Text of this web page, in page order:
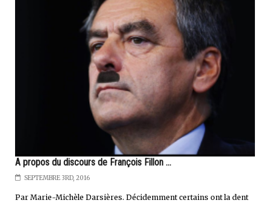
A propos du discours de François Fillon …
SEPTEMBRE 3RD, 2016
Par Marie-Michèle Darsières. Décidemment certains ont la dent